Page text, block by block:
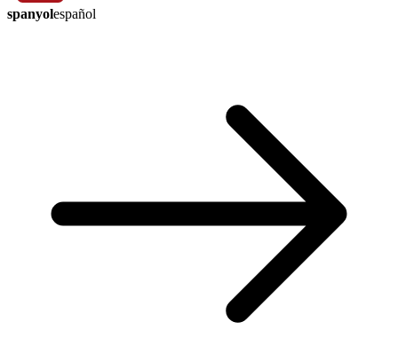
spanyolespañol